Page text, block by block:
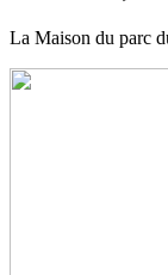
La Maison du parc